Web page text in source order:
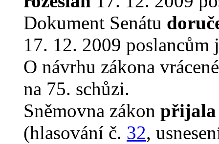
Dokument Senátu
17. 12. 2009
O návrhu zákona
na 75. schůzi.
Sněmovna zákon přijala
(hlasování č. 32,